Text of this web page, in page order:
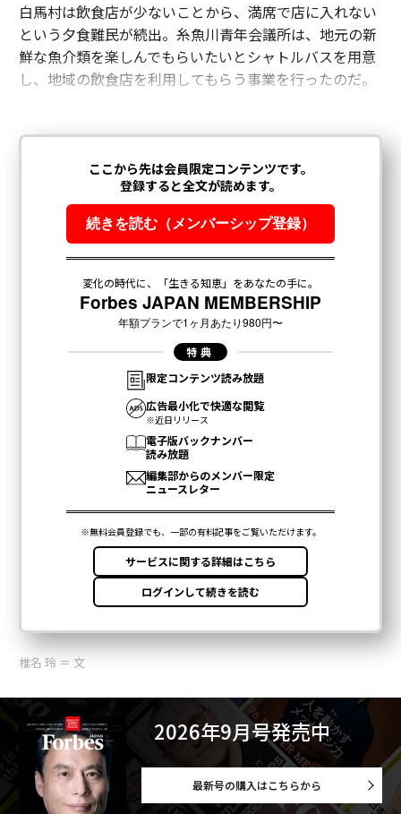
白馬村は飲食店が少ないことから、満席で店に入れない
という夕食難民が続出。糸魚川青年会議所は、地元の新
鮮な魚介類を楽しんでもらいたいとシャトルバスを用意
し、地域の飲食店を利用してもらう事業を行ったのだ。
椎名 玲 ＝ 文
2026年9月号発売中
最新号の購入はこちらから